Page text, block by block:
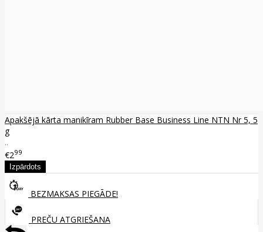
Apakšējā kārta manikīram Rubber Base Business Line NTN Nr 5, 5
g
..
€299
BEZMAKSAS PIEGĀDE!
PREČU ATGRIEŠANA